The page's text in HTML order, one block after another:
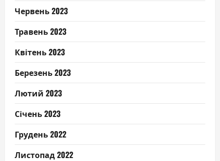
Червень 2023
Травень 2023
Квітень 2023
Березень 2023
Лютий 2023
Січень 2023
Грудень 2022
Листопад 2022